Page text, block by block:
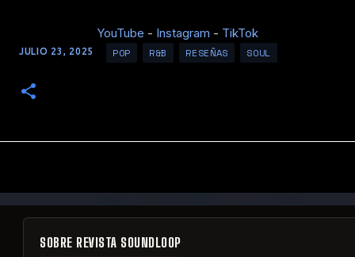
YouTube - Instagram - TikTok
JULIO 23, 2025 POP R&B RESEÑAS SOUL
SOBRE REVISTA SOUNDLOOP